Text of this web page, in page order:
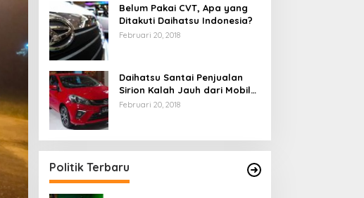
Belum Pakai CVT, Apa yang
Ditakuti Daihatsu Indonesia?
Februari 20, 2018
Daihatsu Santai Penjualan
Sirion Kalah Jauh dari Mobil
LCGC
Februari 20, 2018
Politik Terbaru